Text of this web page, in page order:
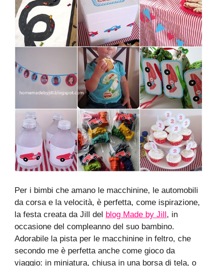
Per i bimbi che amano le macchinine, le automobili
da corsa e la velocità, è perfetta, come ispirazione,
la festa creata da Jill del blog Made by Jill, in
occasione del compleanno del suo bambino.
Adorabile la pista per le macchinine in feltro, che
secondo me è perfetta anche come gioco da
viaggio: in miniatura, chiusa in una borsa di tela, o